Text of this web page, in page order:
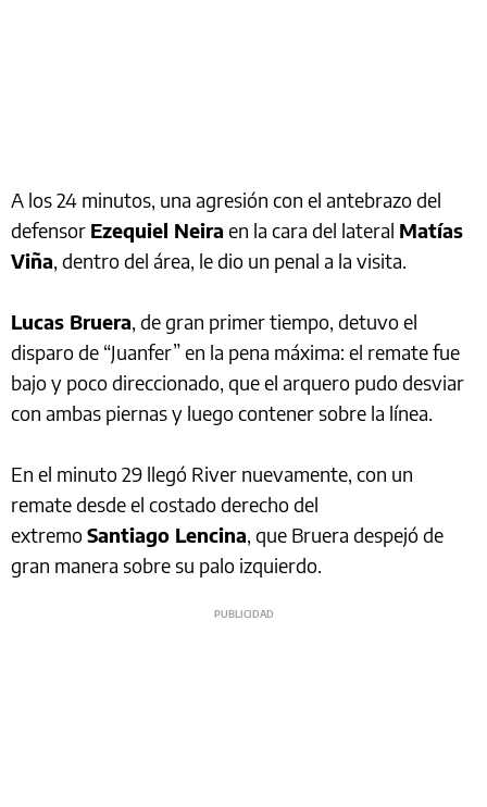
A los 24 minutos, una agresión con el antebrazo del
defensor Ezequiel Neira en la cara del lateral Matías
Viña, dentro del área, le dio un penal a la visita.
Lucas Bruera, de gran primer tiempo, detuvo el
disparo de “Juanfer” en la pena máxima: el remate fue
bajo y poco direccionado, que el arquero pudo desviar
con ambas piernas y luego contener sobre la línea.
En el minuto 29 llegó River nuevamente, con un
remate desde el costado derecho del
extremoSantiago Lencina, que Bruera despejó de
gran manera sobre su palo izquierdo.